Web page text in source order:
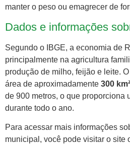
manter o peso ou emagrecer de
Dados e informações
Segundo o IBGE, a economia de
principalmente na agricultura
produção de milho, feijão e leite.
área de aproximadamente 300 km²
de 900 metros, o que proporciona
durante todo o ano.
Para acessar mais informações
municipal, você pode visitar o site